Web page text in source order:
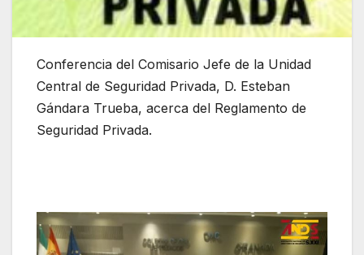
Conferencia del Comisario Jefe de la Unidad
Central de Seguridad Privada, D. Esteban
Gándara Trueba, acerca del Reglamento de
Seguridad Privada.